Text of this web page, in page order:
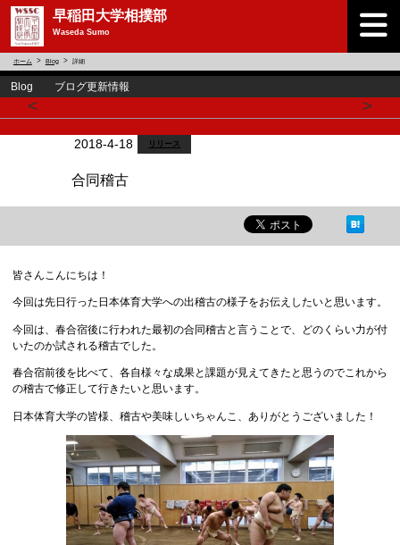
早稲田大学相撲部
Waseda Sumo
ホーム Blog 詳細
Blog ブログ更新情報
< >
2018-4-18 リリース
合同稽古
皆さんこんにちは！
今回は先日行った日本体育大学への出稽古の様子をお伝えしたいと思います。
今回は、春合宿後に行われた最初の合同稽古と言うことで、どのくらい力が付
いたのか試される稽古でした。
春合宿前後を比べて、各自様々な成果と課題が見えてきたと思うのでこれから
の稽古で修正して行きたいと思います。
日本体育大学の皆様、稽古や美味しいちゃんこ、ありがとうございました！